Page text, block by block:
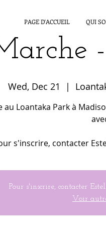
PAGE D'ACCUEIL QUI
Wed, Dec 21
  |
au Loantaka Park à
s'inscrire, contacter
Pour s'inscrire, contacter
Voir